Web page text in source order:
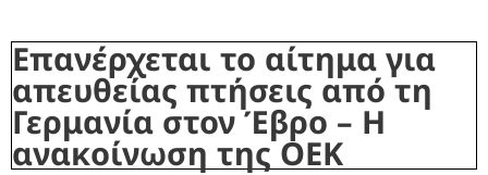
Επανέρχεται το αίτημα για
απευθείας πτήσεις από τη
Γερμανία στον Έβρο – Η
ανακοίνωση της ΟΕΚ